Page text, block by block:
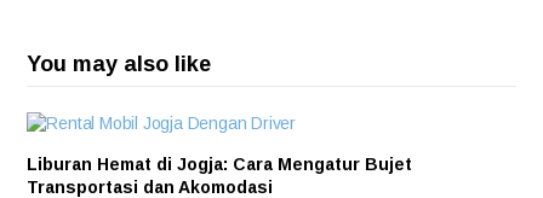
You may also like
Liburan Hemat di Jogja: Cara Mengatur Bujet
Transportasi dan Akomodasi